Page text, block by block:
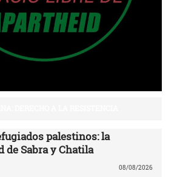
palestinos: la
de Sabra y Chatila
08/08/2026